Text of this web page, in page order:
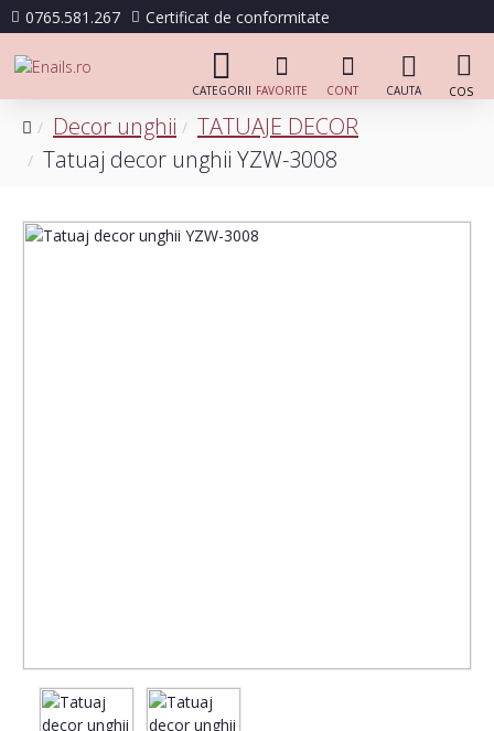
0765.581.267 Certificat de conformitate
Decor unghii
TATUAJE DECOR
Tatuaj decor unghii YZW-3008